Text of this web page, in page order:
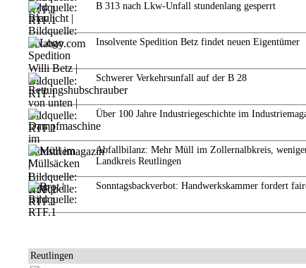
B 313 nach Lkw-Unfall stundenlang gesperrt
Insolvente Spedition Betz findet neuen Eigentümer
Schwerer Verkehrsunfall auf der B 28
Über 100 Jahre Industriegeschichte im
Abfallbilanz: Mehr Müll im Zollernalbkreis,
Landkreis Reutlingen
Sonntagsbackverbot: Handwerkskammer fordert
Reutlingen